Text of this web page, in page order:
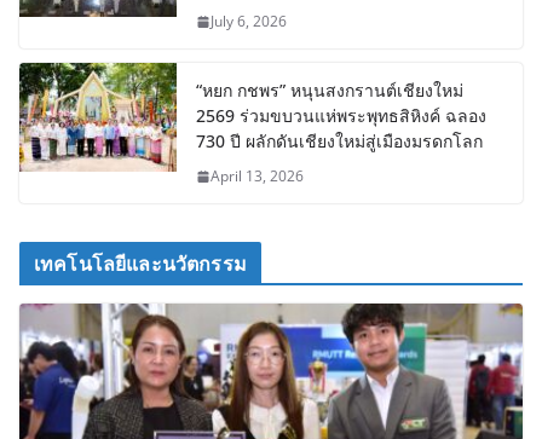
July 6, 2026
“หยก กชพร” หนุนสงกรานต์เชียงใหม่
2569 ร่วมขบวนแห่พระพุทธสิหิงค์ ฉลอง
730 ปี ผลักดันเชียงใหม่สู่เมืองมรดกโลก
April 13, 2026
เทคโนโลยีและนวัตกรรม